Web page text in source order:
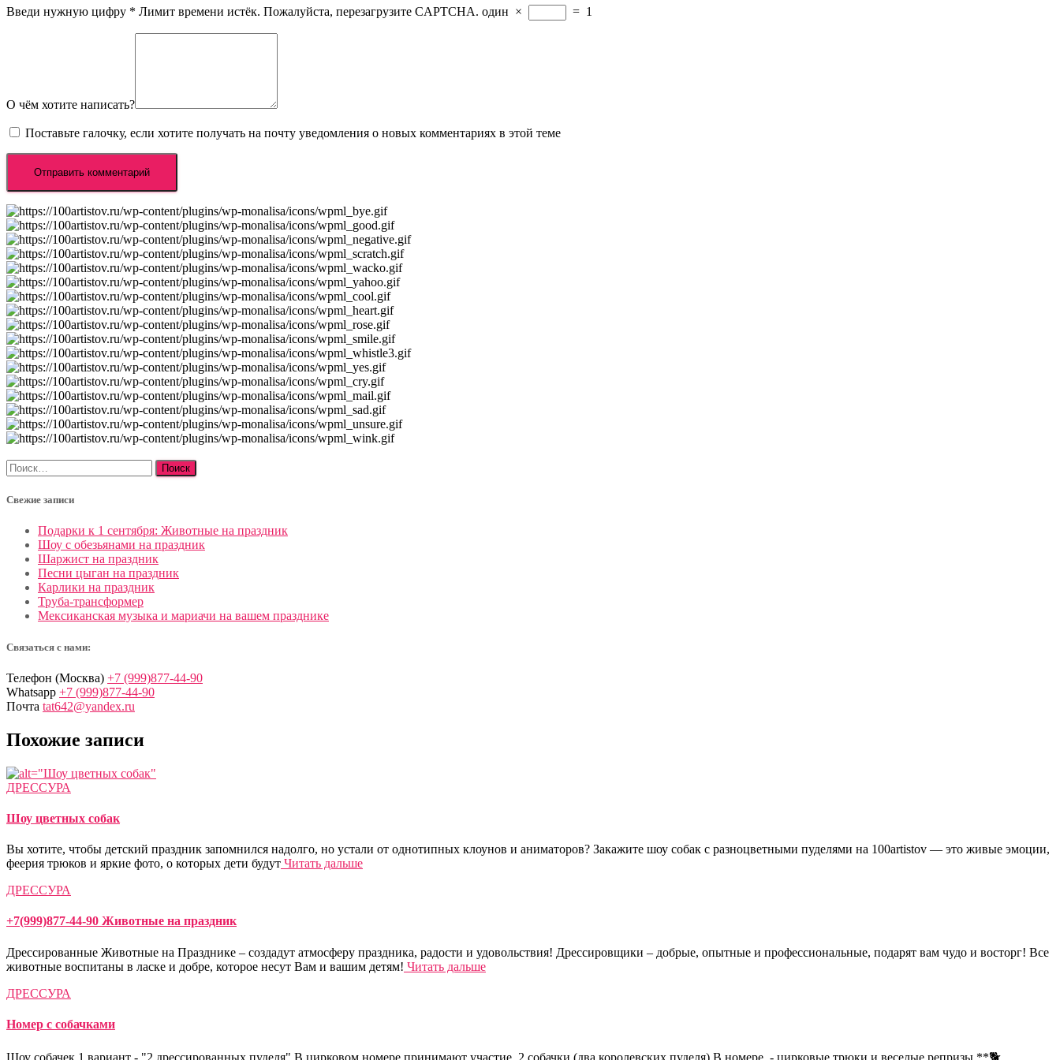
Введи нужную цифру * Лимит времени истёк. Пожалуйста, перезагрузите CAPTCHA. один × = 1
О чём хотите написать?
Поставьте галочку, если хотите получать на почту уведомления о новых комментариях в этой теме
Найти:
Свежие записи
Подарки к 1 сентября: Животные на праздник
Шоу с обезьянами на праздник
Шаржист на праздник
Песни цыган на праздник
Карлики на праздник
Труба-трансформер
Мексиканская музыка и мариачи на вашем празднике
Связаться с нами:
Телефон (Москва) +7 (999)877-44-90
Whatsapp +7 (999)877-44-90
Почта tat642@yandex.ru
Похожие записи
ДРЕССУРА
Шоу цветных собак
Вы хотите, чтобы детский праздник запомнился надолго, но устали от однотипных клоунов и аниматоров? Закажите шоу собак с разноцветными пуделями на 100artistov — это живые эмоции,
феерия трюков и яркие фото, о которых дети будут Читать дальше
ДРЕССУРА
+7(999)877-44-90 Животные на праздник
Дрессированные Животные на Празднике – создадут атмосферу праздника, радости и удовольствия! Дрессировщики – добрые, опытные и профессиональные, подарят вам чудо и восторг! Все
животные воспитаны в ласке и добре, которое несут Вам и вашим детям! Читать дальше
ДРЕССУРА
Номер с собачками